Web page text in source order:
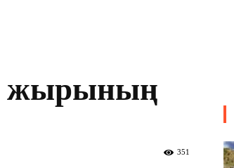
жырының
351